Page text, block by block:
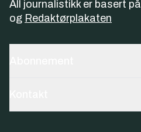
All journalistikk er basert på
og Redaktørplakaten